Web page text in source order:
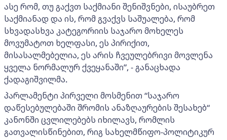
ასე რომ, თუ გაქვთ საქმიანი შენიშვნები, ისაუბრეთ
საქმიანად და ის, რომ გვაქვს საშუალება, რომ
სხვადასხვა კატეგორიის საჯარო მოხელეს
მოვუმატოთ ხელფასი, ეს პირიქით,
მისასალმებელია, ეს არის ჩვეულებრივი მოვლენა
ყველა ნორმალურ ქვეყანაში”, - განაცხადა
ქადაგიშვილმა.
პარლამენტი პირველი მოსმენით “საჯარო
დაწესებულებაში შრომის ანაზღაურების შესახებ“
კანონში ცვლილებებს იხილავს, რომლის
გათვალისწინებით, რიგ სახელმწიფო-პოლიტიკურ